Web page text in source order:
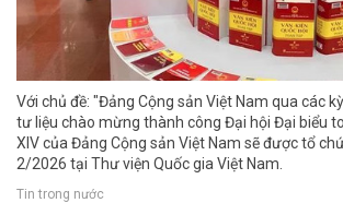
Với chủ đề: "Đảng Cộng sản Việt Nam qua các
tư liệu chào mừng thành công Đại hội Đại biểu
XIV của Đảng Cộng sản Việt Nam sẽ được tổ
2/2026 tại Thư viện Quốc gia Việt Nam.
Tin trong nước